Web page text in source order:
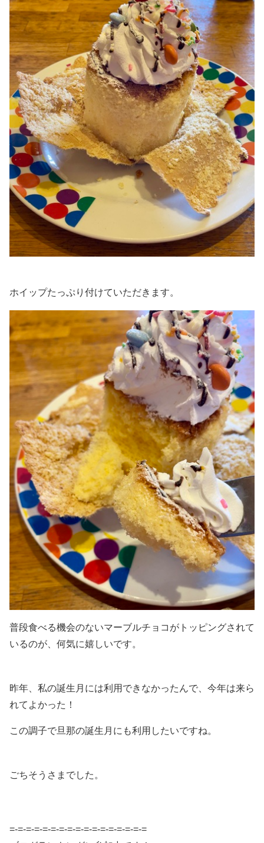
ホイップたっぷり付けていただきます。
普段食べる機会のないマーブルチョコがトッピングされて
いるのが、何気に嬉しいです。
昨年、私の誕生月には利用できなかったんで、今年は来ら
れてよかった！
この調子で旦那の誕生月にも利用したいですね。
ごちそうさまでした。
=-=-=-=-=-=-=-=-=-=-=-=-=-=-=-=-=